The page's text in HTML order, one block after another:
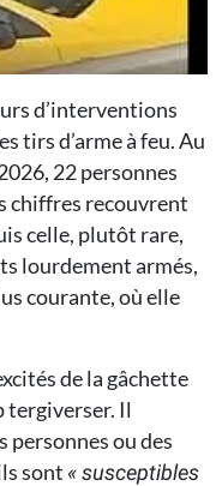
d’interventions
tirs d’arme à feu. Au
22 personnes
chiffres recouvrent
celle, plutôt rare,
lourdement armés,
courante, où elle
de la gâchette
tergiverser. Il
personnes ou des
sont « susceptibles